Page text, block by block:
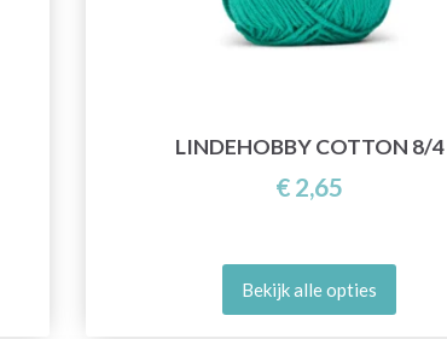
LINDEHOBBY COTTON 8/4
€ 2,65
Bekijk alle opties